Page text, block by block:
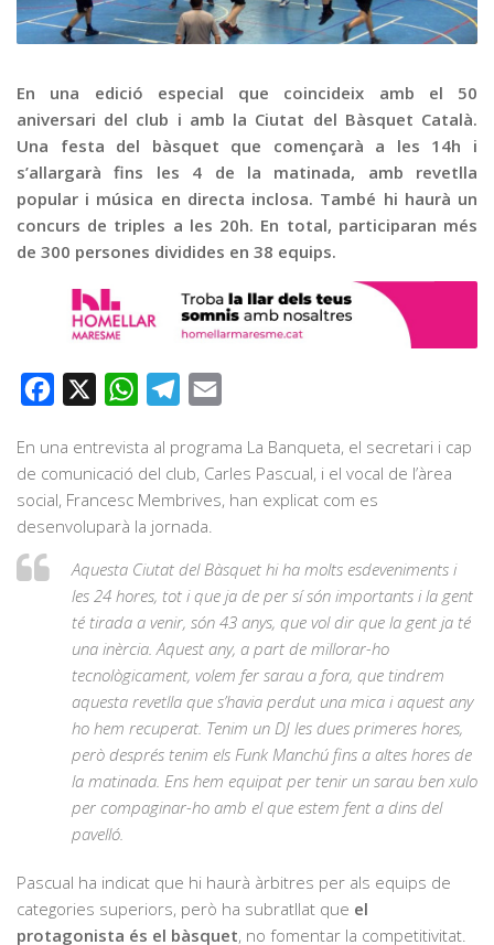
Publicitat
Contacte
En una edició especial que coincideix amb el 50
aniversari del club i amb la Ciutat del Bàsquet Català.
Una festa del bàsquet que començarà a les 14h i
s’allargarà fins les 4 de la matinada, amb revetlla
popular i música en directa inclosa. També hi haurà un
concurs de triples a les 20h. En total, participaran més
de 300 persones dividides en 38 equips.
Facebook WhatsAppTelegram
En una entrevista al programa La Banqueta, el secretari i cap
de comunicació del club, Carles Pascual, i el vocal de l’àrea
social, Francesc Membrives, han explicat com es
desenvoluparà la jornada.
Aquesta Ciutat del Bàsquet hi ha molts esdeveniments i
les 24 hores, tot i que ja de per sí són importants i la gent
té tirada a venir, són 43 anys, que vol dir que la gent ja té
una inèrcia. Aquest any, a part de millorar-ho
tecnològicament, volem fer sarau a fora, que tindrem
aquesta revetlla que s’havia perdut una mica i aquest any
ho hem recuperat. Tenim un DJ les dues primeres hores,
però després tenim els Funk Manchú fins a altes hores de
la matinada. Ens hem equipat per tenir un sarau ben xulo
per compaginar-ho amb el que estem fent a dins del
pavelló.
Pascual ha indicat que hi haurà àrbitres per als equips de
categories superiors, però ha subratllat que el
protagonista és el bàsquet, no fomentar la competitivitat.